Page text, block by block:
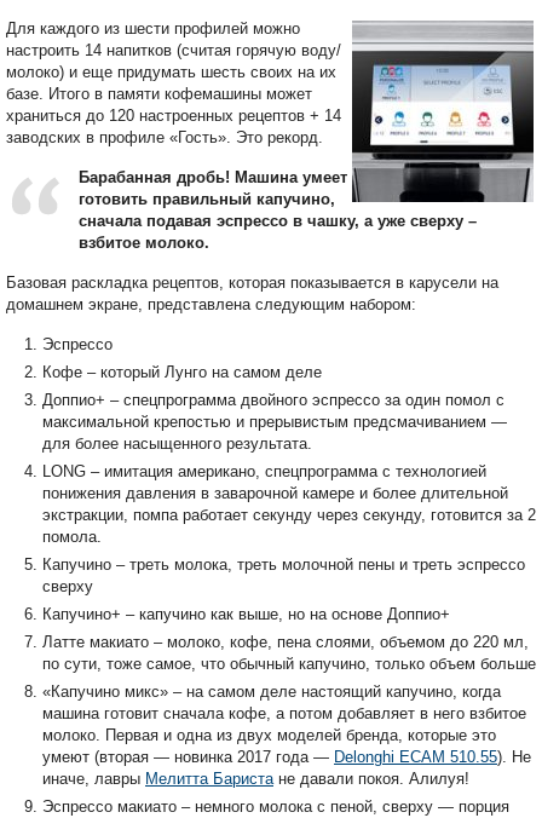
Для каждого из шести профилей можно
настроить 14 напитков (считая горячую воду/
молоко) и еще придумать шесть своих на их
базе. Итого в памяти кофемашины может
храниться до 120 настроенных рецептов + 14
заводских в профиле «Гость». Это рекорд.
Барабанная дробь! Машина умеет
готовить правильный капучино,
сначала подавая эспрессо в чашку, а уже сверху –
взбитое молоко.
Базовая раскладка рецептов, которая показывается в карусели на
домашнем экране, представлена следующим набором:
Эспрессо
Кофе – который Лунго на самом деле
Доппио+ – спецпрограмма двойного эспрессо за один помол с
максимальной крепостью и прерывистым предсмачиванием —
для более насыщенного результата.
LONG – имитация американо, спецпрограмма с технологией
понижения давления в заварочной камере и более длительной
экстракции, помпа работает секунду через секунду, готовится за 2
помола.
Капучино – треть молока, треть молочной пены и треть эспрессо
сверху
Капучино+ – капучино как выше, но на основе Доппио+
Латте макиато – молоко, кофе, пена слоями, объемом до 220 мл,
по сути, тоже самое, что обычный капучино, только объем больше
«Капучино микс» – на самом деле настоящий капучино, когда
машина готовит сначала кофе, а потом добавляет в него взбитое
молоко. Первая и одна из двух моделей бренда, которые это
умеют (вторая — новинка 2017 года — Delonghi ECAM 510.55). Не
иначе, лавры Мелитта Баристане давали покоя. Алилуя!
Эспрессо макиато – немного молока с пеной, сверху — порция